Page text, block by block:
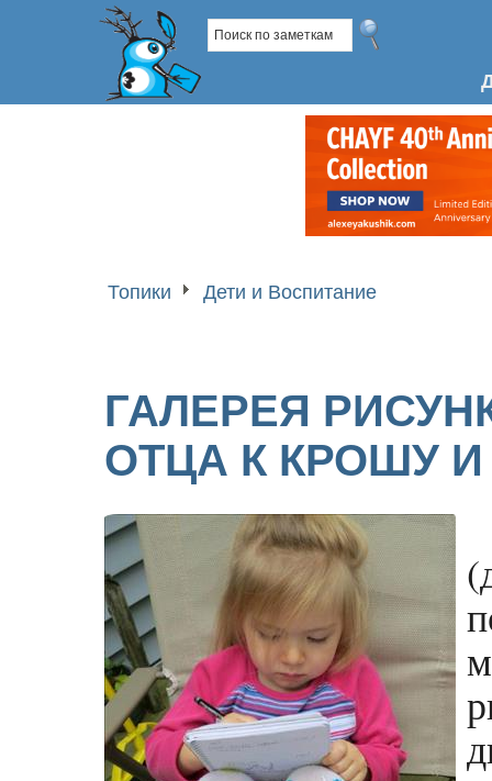
Топики Дети и Воспитание
ГАЛЕРЕЯ
ОТЦА К КРОШУ